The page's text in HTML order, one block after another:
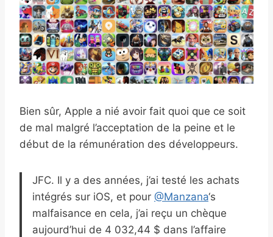
Bien sûr, Apple a nié avoir fait quoi que ce soit
de mal malgré l’acceptation de la peine et le
début de la rémunération des développeurs.
JFC. Il y a des années, j’ai testé les achats
intégrés sur iOS, et pour @Manzana‘s
malfaisance en cela, j’ai reçu un chèque
aujourd’hui de 4 032,44 $ dans l’affaire